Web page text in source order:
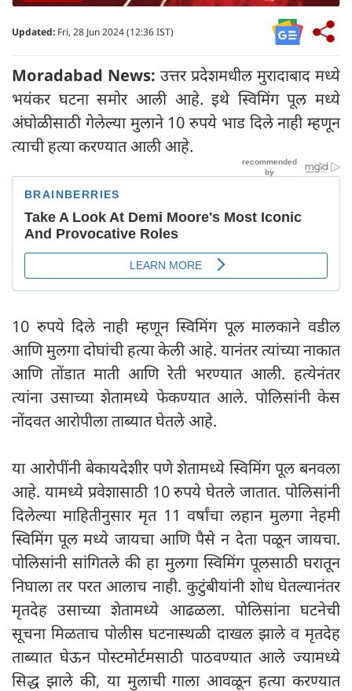
Updated: Fri, 28 Jun 2024 (12:36 IST)
Moradabad News: उत्तर प्रदेशमधील मुरादाबाद मध्ये
भयंकर घटना समोर आली आहे. इथे स्विमिंग पूल मध्ये
अंघोळीसाठी गेलेल्या मुलाने 10 रुपये भाड दिले नाही म्हणून
त्याची हत्या करण्यात आली आहे.
10 रुपये दिले नाही म्हणून स्विमिंग पूल मालकाने वडील
आणि मुलगा दोघांची हत्या केली आहे. यानंतर त्यांच्या नाकात
आणि तोंडात माती आणि रेती भरण्यात आली. हत्येनंतर
त्यांना उसाच्या शेतामध्ये फेकण्यात आले. पोलिसांनी केस
नोंदवत आरोपीला ताब्यात घेतले आहे.
या आरोपींनी बेकायदेशीर पणे शेतामध्ये स्विमिंग पूल बनवला
आहे. यामध्ये प्रवेशासाठी 10 रुपये घेतले जातात. पोलिसांनी
दिलेल्या माहितीनुसार मृत 11 वर्षांचा लहान मुलगा नेहमी
स्विमिंग पूल मध्ये जायचा आणि पैसे न देता पळून जायचा.
पोलिसांनी सांगितले की हा मुलगा स्विमिंग पूलसाठी घरातून
निघाला तर परत आलाच नाही. कुटुंबीयांनी शोध घेतल्यानंतर
मृतदेह उसाच्या शेतामध्ये आढळला. पोलिसांना घटनेची
सूचना मिळताच पोलीस घटनास्थळी दाखल झाले व मृतदेह
ताब्यात घेऊन पोस्टमोर्टमसाठी पाठवण्यात आले ज्यामध्ये
सिद्ध झाले की, या मुलाची गाला आवळून हत्या करण्यात